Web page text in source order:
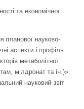
та економічної
планової науково-
аспекти і профіль
метаболітної
мілдронат та ін.)».
науковий звіт